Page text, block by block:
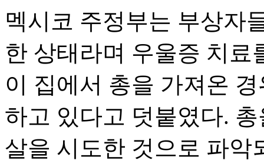
멕시코 주정부는 부상자
한 상태라며 우울증 치료
이 집에서 총을 가져온
하고 있다고 덧붙였다.
살을 시도한 것으로 파악